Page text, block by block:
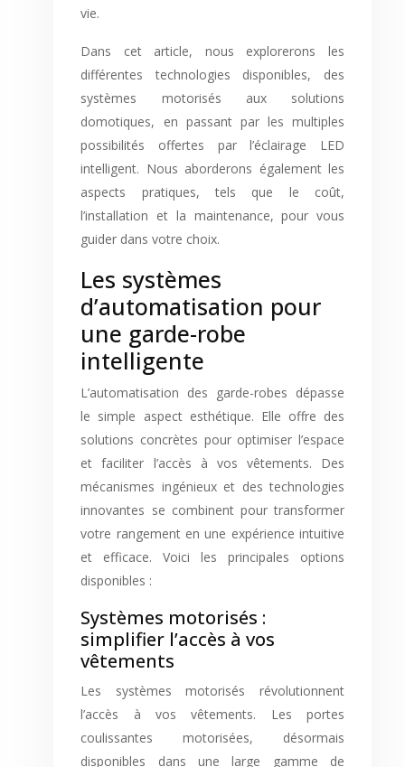
vie.
Dans cet article, nous explorerons les
différentes technologies disponibles, des
systèmes motorisés aux solutions
domotiques, en passant par les multiples
possibilités offertes par l’éclairage LED
intelligent. Nous aborderons également les
aspects pratiques, tels que le coût,
l’installation et la maintenance, pour vous
guider dans votre choix.
Les systèmes
d’automatisation pour
une garde-robe
intelligente
L’automatisation des garde-robes dépasse
le simple aspect esthétique. Elle offre des
solutions concrètes pour optimiser l’espace
et faciliter l’accès à vos vêtements. Des
mécanismes ingénieux et des technologies
innovantes se combinent pour transformer
votre rangement en une expérience intuitive
et efficace. Voici les principales options
disponibles :
Systèmes motorisés :
simplifier l’accès à vos
vêtements
Les systèmes motorisés révolutionnent
l’accès à vos vêtements. Les portes
coulissantes motorisées, désormais
disponibles dans une large gamme de